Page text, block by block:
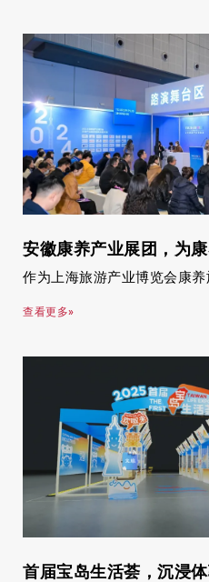
安徽康养产业展团，为康
作为上海旅游产业博览会康
查看更多»
首届宝岛生活荟，沉浸